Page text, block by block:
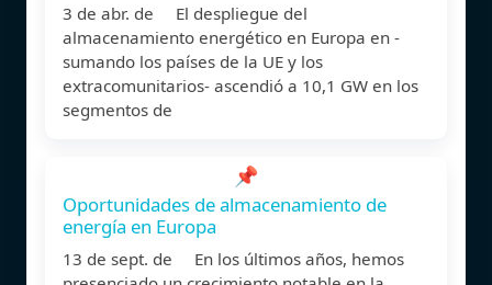
3 de abr. de El despliegue del
almacenamiento energético en Europa en -
sumando los países de la UE y los
extracomunitarios- ascendió a 10,1 GW en los
segmentos de
📌
Oportunidades de almacenamiento de
energía en Europa
13 de sept. de En los últimos años, hemos